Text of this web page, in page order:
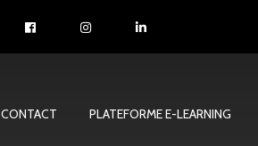
CONTACT PLATEFORME E-LEARNING